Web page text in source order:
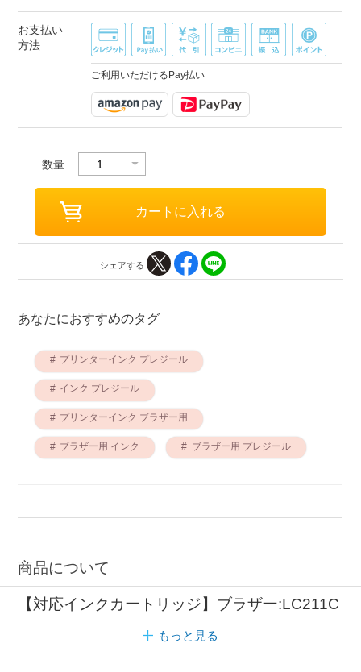
お支払い
方法
ご利用いただけるPay払い
数量
シェアする
あなたにおすすめのタグ
プリンターインク プレジール
インク プレジール
プリンターインク ブラザー用
ブラザー用 インク ブラザー用 プレジール
商品について
【対応インクカートリッジ】ブラザー:LC211C
もっと見る